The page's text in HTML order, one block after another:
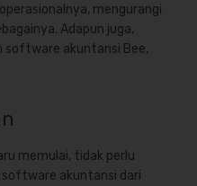
mengurangi
Adapun juga,
software akuntansi Bee,
memulai, tidak perlu
akuntansi dari